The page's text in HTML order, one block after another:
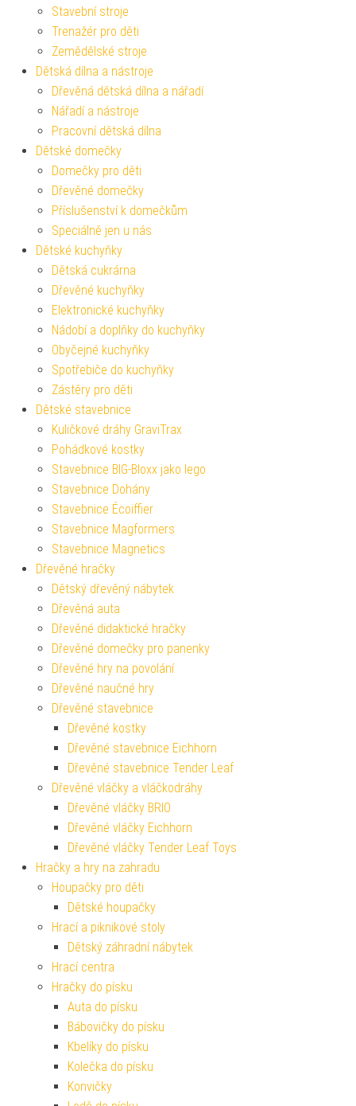
Stavební stroje
Trenažér pro děti
Zemědělské stroje
Dětská dílna a nástroje
Dřevěná dětská dílna a nářadí
Nářadí a nástroje
Pracovní dětská dílna
Dětské domečky
Domečky pro děti
Dřevěné domečky
Příslušenství k domečkům
Speciálně jen u nás
Dětské kuchyňky
Dětská cukrárna
Dřevěné kuchyňky
Elektronické kuchyňky
Nádobí a doplňky do kuchyňky
Obyčejné kuchyňky
Spotřebiče do kuchyňky
Zástěry pro děti
Dětské stavebnice
Kuličkové dráhy GraviTrax
Pohádkové kostky
Stavebnice BIG-Bloxx jako lego
Stavebnice Dohány
Stavebnice Écoiffier
Stavebnice Magformers
Stavebnice Magnetics
Dřevěné hračky
Dětský dřevěný nábytek
Dřevěná auta
Dřevěné didaktické hračky
Dřevěné domečky pro panenky
Dřevěné hry na povolání
Dřevěné naučné hry
Dřevěné stavebnice
Dřevěné kostky
Dřevěné stavebnice Eichhorn
Dřevěné stavebnice Tender Leaf
Dřevěné vláčky a vláčkodráhy
Dřevěné vláčky BRIO
Dřevěné vláčky Eichhorn
Dřevěné vláčky Tender Leaf Toys
Hračky a hry na zahradu
Houpačky pro děti
Dětské houpačky
Hrací a piknikové stoly
Dětský záhradní nábytek
Hrací centra
Hračky do písku
Auta do písku
Bábovičky do písku
Kbelíky do písku
Kolečka do písku
Konvičky